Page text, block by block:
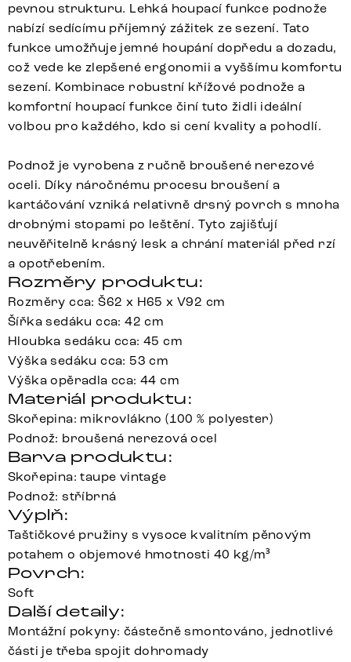
pevnou strukturu. Lehká houpací funkce podnože
nabízí sedícímu příjemný zážitek ze sezení. Tato
funkce umožňuje jemné houpání dopředu a dozadu,
což vede ke zlepšené ergonomii a vyššímu komfortu
sezení. Kombinace robustní křížové podnože a
komfortní houpací funkce činí tuto židli ideální
volbou pro každého, kdo si cení kvality a pohodlí.
Podnož je vyrobena z ručně broušené nerezové
oceli. Díky náročnému procesu broušení a
kartáčování vzniká relativně drsný povrch s mnoha
drobnými stopami po leštění. Tyto zajišťují
neuvěřitelně krásný lesk a chrání materiál před rzí
a opotřebením.
Rozměry produktu:
Rozměry cca: Š62 x H65 x V92 cm
Šířka sedáku cca: 42 cm
Hloubka sedáku cca: 45 cm
Výška sedáku cca: 53 cm
Výška opěradla cca: 44 cm
Materiál produktu:
Skořepina: mikrovlákno (100 % polyester)
Podnož: broušená nerezová ocel
Barva produktu:
Skořepina: taupe vintage
Podnož: stříbrná
Výplň:
Taštičkové pružiny s vysoce kvalitním pěnovým
potahem o objemové hmotnosti 40 kg/m³
Povrch:
Soft
Další detaily:
Montážní pokyny: částečně smontováno, jednotlivé
části je třeba spojit dohromady